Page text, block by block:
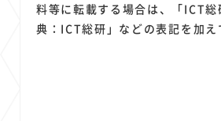
料等に転載する場合は、「ICT総
典：ICT総研」などの表記を加え